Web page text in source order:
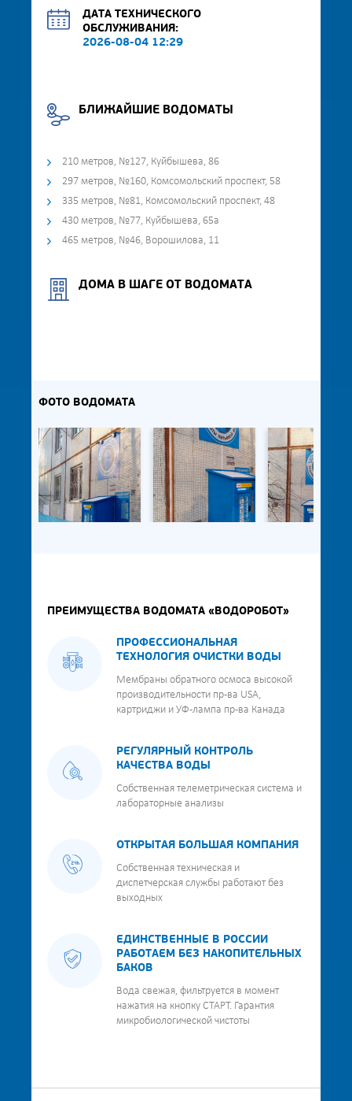
ДАТА ТЕХНИЧЕСКОГО
ОБСЛУЖИВАНИЯ:
2026-08-04 12:29
БЛИЖАЙШИЕ ВОДОМАТЫ
210 метров, №127, Куйбышева, 86
297 метров, №160, Комсомольский проспект, 58
335 метров, №81, Комсомольский проспект, 48
430 метров, №77, Куйбышева, 65а
465 метров, №46, Ворошилова, 11
ДОМА В ШАГЕ ОТ ВОДОМАТА
ФОТО ВОДОМАТА
ПРЕИМУЩЕСТВА ВОДОМАТА «ВОДОРОБОТ»
ПРОФЕССИОНАЛЬНАЯ
ТЕХНОЛОГИЯ ОЧИСТКИ ВОДЫ
Мембраны обратного осмоса высокой
производительности пр-ва USA,
картриджи и УФ-лампа пр-ва Канада
РЕГУЛЯРНЫЙ КОНТРОЛЬ
КАЧЕСТВА ВОДЫ
Собственная телеметрическая система и
лабораторные анализы
ОТКРЫТАЯ БОЛЬШАЯ КОМПАНИЯ
Собственная техническая и
диспетчерская службы работают без
выходных
ЕДИНСТВЕННЫЕ В РОССИИ
РАБОТАЕМ БЕЗ НАКОПИТЕЛЬНЫХ
БАКОВ
Вода свежая, фильтруется в момент
нажатия на кнопку СТАРТ. Гарантия
микробиологической чистоты